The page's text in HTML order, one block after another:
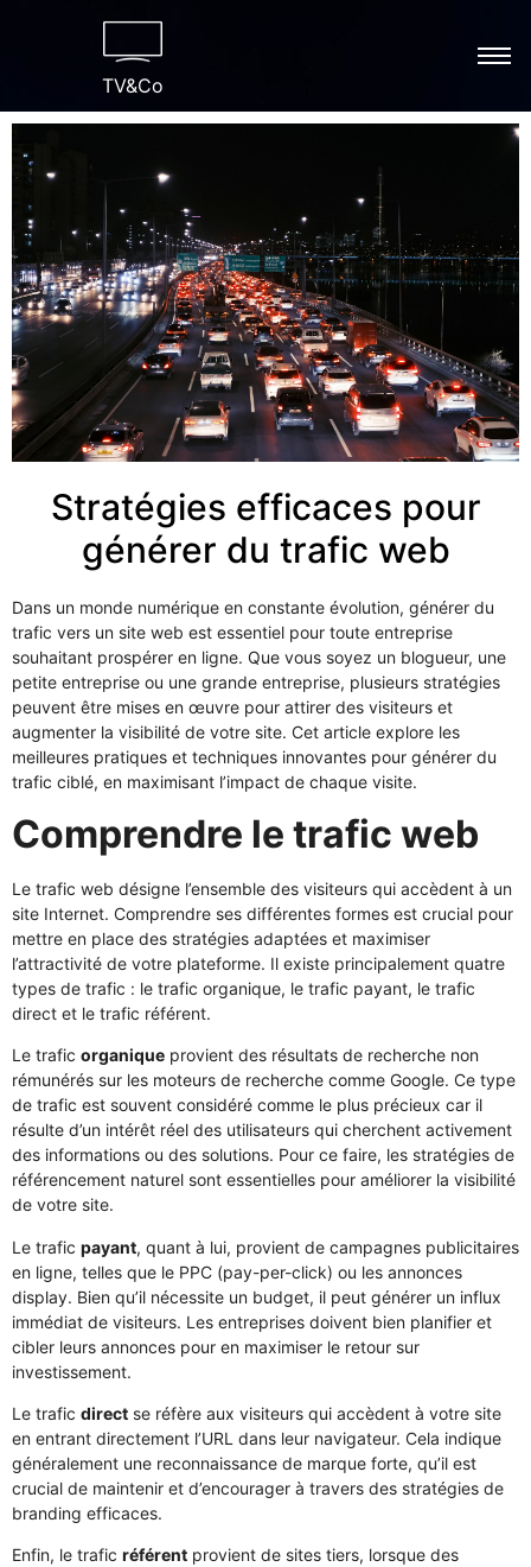
TV&Co
Stratégies efficaces pour
générer du trafic web
Dans un monde numérique en constante évolution, générer du
trafic vers un site web est essentiel pour toute entreprise
souhaitant prospérer en ligne. Que vous soyez un blogueur, une
petite entreprise ou une grande entreprise, plusieurs stratégies
peuvent être mises en œuvre pour attirer des visiteurs et
augmenter la visibilité de votre site. Cet article explore les
meilleures pratiques et techniques innovantes pour générer du
trafic ciblé, en maximisant l’impact de chaque visite.
Comprendre le trafic web
Le trafic web désigne l’ensemble des visiteurs qui accèdent à un
site Internet. Comprendre ses différentes formes est crucial pour
mettre en place des stratégies adaptées et maximiser
l’attractivité de votre plateforme. Il existe principalement quatre
types de trafic : le trafic organique, le trafic payant, le trafic
direct et le trafic référent.
Le trafic organique provient des résultats de recherche non
rémunérés sur les moteurs de recherche comme Google. Ce type
de trafic est souvent considéré comme le plus précieux car il
résulte d’un intérêt réel des utilisateurs qui cherchent activement
des informations ou des solutions. Pour ce faire, les stratégies de
référencement naturel sont essentielles pour améliorer la visibilité
de votre site.
Le trafic payant, quant à lui, provient de campagnes publicitaires
en ligne, telles que le PPC (pay-per-click) ou les annonces
display. Bien qu’il nécessite un budget, il peut générer un influx
immédiat de visiteurs. Les entreprises doivent bien planifier et
cibler leurs annonces pour en maximiser le retour sur
investissement.
Le trafic direct se réfère aux visiteurs qui accèdent à votre site
en entrant directement l’URL dans leur navigateur. Cela indique
généralement une reconnaissance de marque forte, qu’il est
crucial de maintenir et d’encourager à travers des stratégies de
branding efficaces.
Enfin, le trafic référent provient de sites tiers, lorsque des